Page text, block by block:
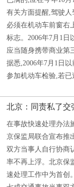
有关方面提醒,驾驶人
必须在机动车前窗右
标志。2006年7月1
应当随身携带商业第
据悉,2006年7月1日
参加机动车检验,若已
北京：同责私了交
在事故快速处理办法
京保监局联合宣布推
双方当事人自行协商
率不再上浮。北京保
速处理工作中为首创。